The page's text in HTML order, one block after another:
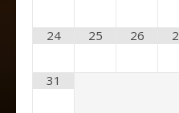
24 25 26
31